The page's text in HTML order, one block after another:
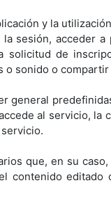
y la
sesión, acceder
de
sonido o
general
al servicio, la
que, en su
contenido